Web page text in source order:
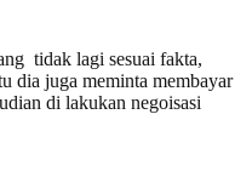
tidak lagi sesuai fakta,
dia juga meminta membayar
di lakukan negoisasi